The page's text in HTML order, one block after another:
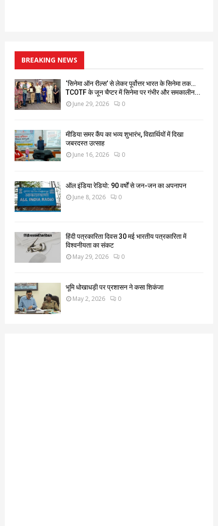
BREAKING NEWS
‘सिनेमा ऑन रील्स’ से लेकर पूर्वोत्तर भारत के सिनेमा तक…
TCOTF के जून चैप्टर में सिनेमा पर गंभीर और समकालीन...
June 29, 2026 0
मीडिया समर कैंप का भव्य शुभारंभ, विद्यार्थियों में दिखा
जबरदस्त उत्साह
June 16, 2026 0
ऑल इंडिया रेडियो: 90 वर्षों से जन-जन का अपनापन
June 8, 2026 0
हिंदी पत्रकारिता दिवस 30 मई भारतीय पत्रकारिता में
विश्वनीयता का संकट
May 29, 2026 0
भूमि धोखाधड़ी पर प्रशासन ने कसा शिकंजा
May 2, 2026 0